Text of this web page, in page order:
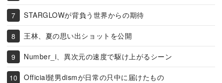
STARGLOWが背負う世界からの期待
王林、夏の思い出ショットを公開
Number_i、異次元の速度で駆け上がるシーン
Official髭男dismが日常の只中に届けたもの